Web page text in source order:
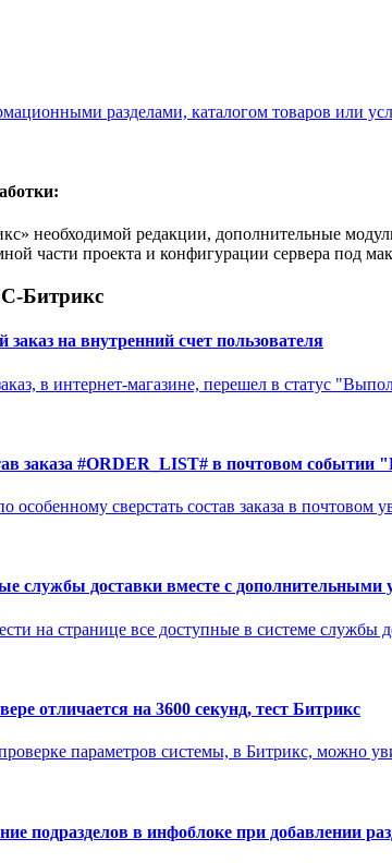
разделами, каталогом товаров или
необходимой редакции, дополнительные
части проекта и конфигурации сервера под
Битрикс
на внутренний счет пользователя
в интернет-магазине, перешел в статус
заказа #ORDER_LIST# в почтовом событии
особенному сверстать состав заказа в
службы доставки вместе с дополнительными
на странице все доступные в системе
отличается на 3600 секунд, тест Битрикс
параметров системы, в Битрикс, можно
подразделов в инфоблоке при добавлении